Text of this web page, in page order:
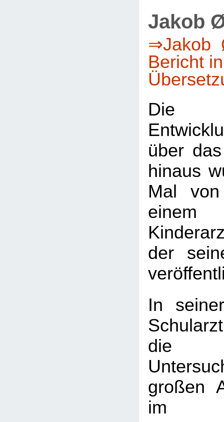
Jakob
⇒Jakob
Bericht
Die
über
hinaus
Mal
einem
der
In
die
großen
im